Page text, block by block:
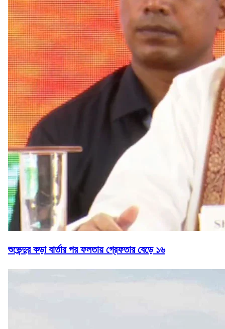
শুভেন্দুর কড়া বার্তার পর ফলতায় গ্রেফতার বেড়ে ১৬